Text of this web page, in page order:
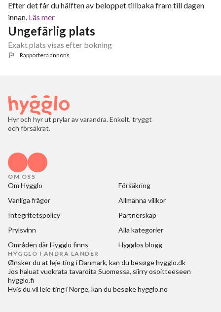
Efter det får du hälften av beloppet tillbaka fram till dagen
innan. Läs mer
Ungefärlig plats
Exakt plats visas efter bokning
Rapportera annons
Hyr och hyr ut prylar av varandra. Enkelt, tryggt
och försäkrat.
OM OSS
Om Hygglo
Försäkring
Vanliga frågor
Allmänna villkor
Integritetspolicy
Partnerskap
Prylsvinn
Alla kategorier
Områden där Hygglo finns
Hygglos blogg
HYGGLO I ANDRA LÄNDER
Ønsker du at leje ting i Danmark, kan du besøgehygglo.dk
Jos haluat vuokrata tavaroita Suomessa, siirry osoitteeseen
hygglo.fi
Hvis du vil leie ting i Norge, kan du besøkehygglo.no